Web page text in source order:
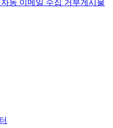
자동 이메일 수집 거부게시물